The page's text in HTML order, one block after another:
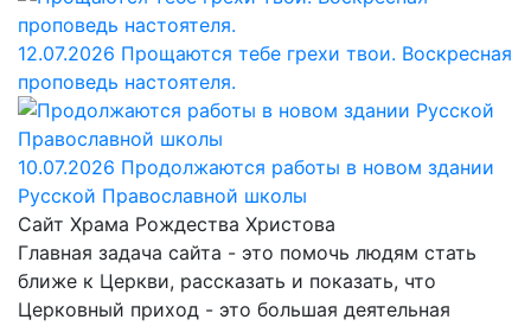
12.07.2026 Прощаются тебе грехи твои. Воскресная
проповедь настоятеля.
10.07.2026 Продолжаются работы в новом здании
Русской Православной школы
Сайт Храма Рождества Христова
Главная задача сайта - это помочь людям стать
ближе к Церкви, рассказать и показать, что
Церковный приход - это большая деятельная